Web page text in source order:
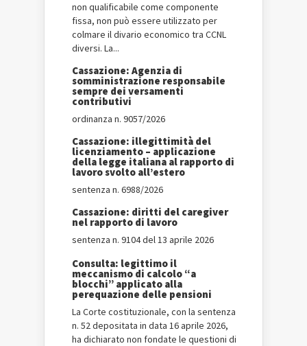
non qualificabile come componente
fissa, non può essere utilizzato per
colmare il divario economico tra CCNL
diversi. La...
Cassazione: Agenzia di
somministrazione responsabile
sempre dei versamenti
contributivi
ordinanza n. 9057/2026
Cassazione: illegittimità del
licenziamento – applicazione
della legge italiana al rapporto di
lavoro svolto all’estero
sentenza n. 6988/2026
Cassazione: diritti del caregiver
nel rapporto di lavoro
sentenza n. 9104 del 13 aprile 2026
Consulta: legittimo il
meccanismo di calcolo “a
blocchi” applicato alla
perequazione delle pensioni
La Corte costituzionale, con la sentenza
n. 52 depositata in data 16 aprile 2026,
ha dichiarato non fondate le questioni di